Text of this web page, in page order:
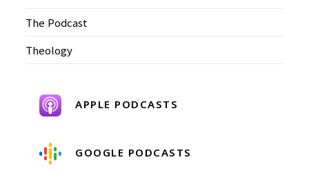
The Podcast
Theology
APPLE PODCASTS
GOOGLE PODCASTS